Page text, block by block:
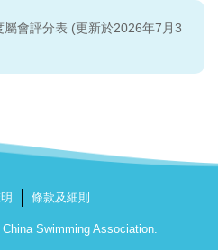
屬會評分表 (更新於2026年7月3
條款及細則
Swimming Association.